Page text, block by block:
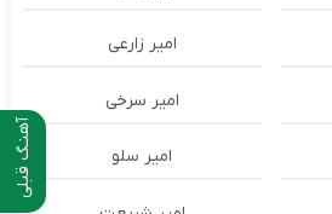
آهنـگ قبلی
امیر زارعی
امیر سرخی
امیر سلو